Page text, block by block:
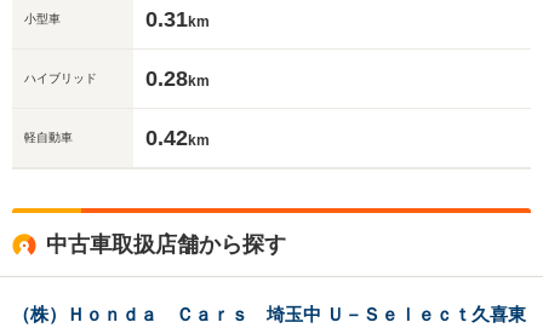
小型車 0.31km
ハイブリッド 0.28km
軽自動車 0.42km
中古車取扱店舗から探す
（株）Ｈｏｎｄａ Ｃａｒｓ 埼玉中 Ｕ－Ｓｅｌｅｃｔ久喜東